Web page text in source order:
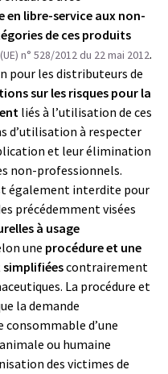
en libre-service aux non-
de ces produits
n° 528/2012 du 22 mai 2012.
pour les distributeurs de
sur les risques pour la
liés à l’utilisation de ces
d’utilisation à respecter
et leur élimination
non-professionnels.
également interdite pour
précédemment visées
à usage
une procédure et une
contrairement
La procédure et
la demande
d’une
ou humaine
des victimes de